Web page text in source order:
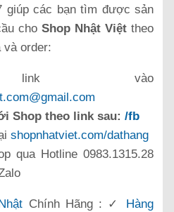
giúp các bạn tìm được sản
cho Shop Nhật Việt theo
và order:
vào
Shop theo link sau: /fb
shopnhatviet.com/dathang
qua Hotline 0983.1315.28
Chính Hãng : ✓
Hàng